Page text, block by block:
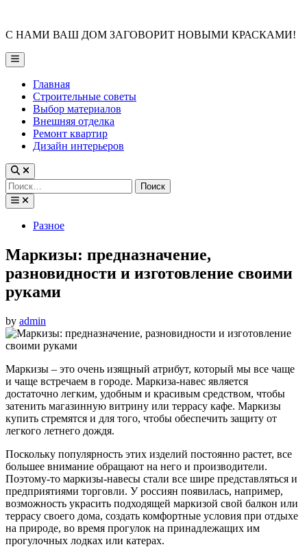
content
С НАМИ ВАШ ДОМ ЗАГОВОРИТ НОВЫМИ КРАСКАМИ!
Main
Menu
Главная
Строительные советы
Выбор материалов
Внешняя отделка
Ремонт квартир
Дизайн интерьеров
Найти:
PostedРазное
Маркизы: предназначение,
разновидности и изготовление своими
руками
by admin
Маркизы – это очень изящный атрибут, который мы все чаще
и чаще встречаем в городе. Маркиза-навес является
достаточно легким, удобным и красивым средством, чтобы
затенить магазинную витрину или террасу кафе. Маркизы
купить стремятся и для того, чтобы обеспечить защиту от
легкого летнего дождя.
Поскольку популярность этих изделий постоянно растет, все
большее внимание обращают на него и производители.
Поэтому-то маркизы-навесы стали все шире представляться и
предприятиями торговли. У россиян появилась, например,
возможность украсить подходящей маркизой свой балкон или
террасу своего дома, создать комфортные условия при отдыхе
на природе, во время прогулок на принадлежащих им
прогулочных лодках или катерах.